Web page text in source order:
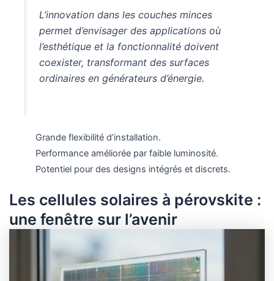
L’innovation dans les couches minces
permet d’envisager des applications où
l’esthétique et la fonctionnalité doivent
coexister, transformant des surfaces
ordinaires en générateurs d’énergie.
Grande flexibilité d’installation.
Performance améliorée par faible luminosité.
Potentiel pour des designs intégrés et discrets.
Les cellules solaires à pérovskite :
une fenêtre sur l’avenir